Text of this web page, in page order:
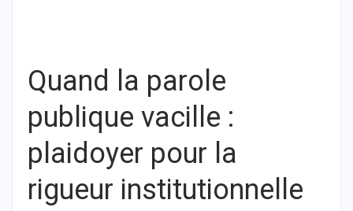
Quand la parole
publique vacille :
plaidoyer pour la
rigueur institutionnelle